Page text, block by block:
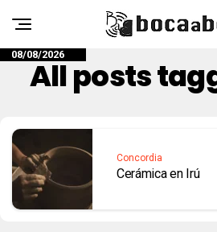
08/08/2026
All posts
Concordia
Cerámica en Irú